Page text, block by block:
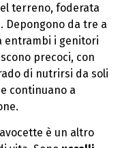
terreno, foderata
Depongono da tre a
entrambi i genitori
precoci, con
di nutrirsi da soli
continuano a
è un altro